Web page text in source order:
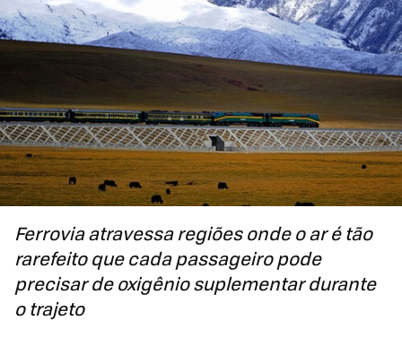
Ferrovia atravessa regiões onde o ar é tão
rarefeito que cada passageiro pode
precisar de oxigênio suplementar durante
o trajeto